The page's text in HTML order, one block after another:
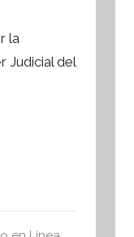
la
Judicial del